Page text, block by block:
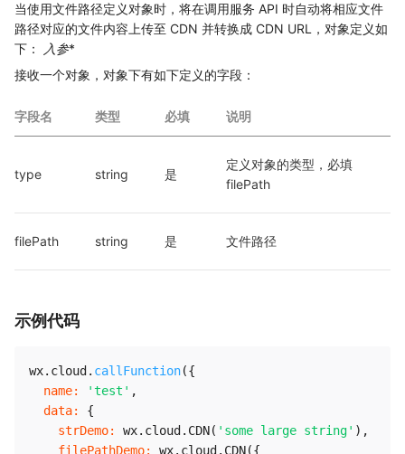
当使用文件路径定义对象时，将在调用服务 API 时自动将相应文件
路径对应的文件内容上传至 CDN 并转换成 CDN URL，对象定义如
下：
入参*
接收一个对象，对象下有如下定义的字段：
字段名 类型 必填 说明
type string 是
定义对象的类型，必填
filePath
filePath string 是 文件路径
示例代码
wx. cloud . callFunction({
name: 'test' ,
data:
{
strDemo: wx. cloud . CDN( 'some large string' ) ,
filePathDemo: wx. cloud . CDN({